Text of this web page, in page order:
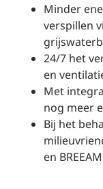
Minder
verspillen
24/7 het
en
Met
nog meer
Bij het
en BREEAM